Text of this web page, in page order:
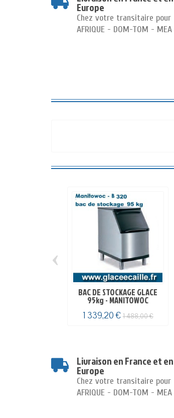
Europe
Chez votre transitaire pour
AFRIQUE - DOM-TOM - MEA
BAC DE STOCKAGE GLACE
95kg - MANITOWOC
1 339,20 € 1 488,00 €
‹
Livraison en France et en
Europe
Chez votre transitaire pour
AFRIQUE - DOM-TOM - MEA